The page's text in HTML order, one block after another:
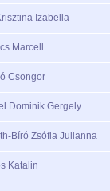
Izabella
Marcell
Csongor
Dominik Gergely
Bíró Zsófia Julianna
Katalin